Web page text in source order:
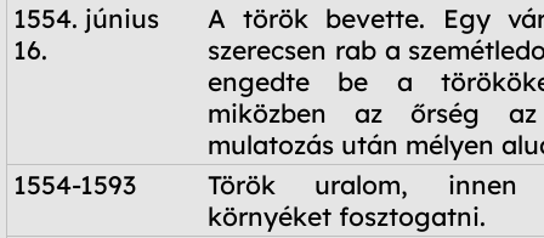
1554. június
16.
A török bevette. Egy
szerecsen rab a
engedte be a
miközben az őrség
mulatozás után mélyen
1554-1593
Török uralom,
környéket fosztogatni.